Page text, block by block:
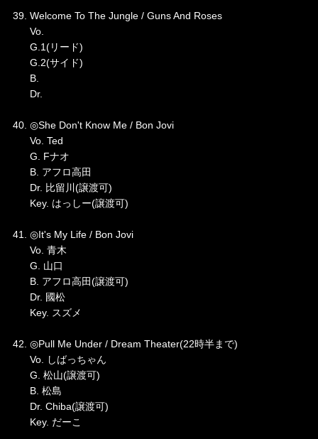
39. Welcome To The Jungle / Guns And Roses
Vo.
G.1(リード)
G.2(サイド)
B.
Dr.
40. ◎She Don't Know Me / Bon Jovi
Vo. Ted
G. Fナオ
B. アフロ高田
Dr. 比留川(譲渡可)
Key. はっしー(譲渡可)
41. ◎It's My Life / Bon Jovi
Vo. 青木
G. 山口
B. アフロ高田(譲渡可)
Dr. 國松
Key. スズメ
42. ◎Pull Me Under / Dream Theater(22時半まで)
Vo. しばっちゃん
G. 松山(譲渡可)
B. 松島
Dr. Chiba(譲渡可)
Key. だーこ